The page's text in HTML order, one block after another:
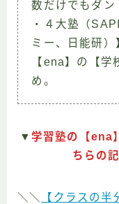
数だけでもダン
・４大塾（
ミー、日能研
【ena】の【学
め。
▼ 学習塾の【ena
ちらの
＼＼
【クラスの